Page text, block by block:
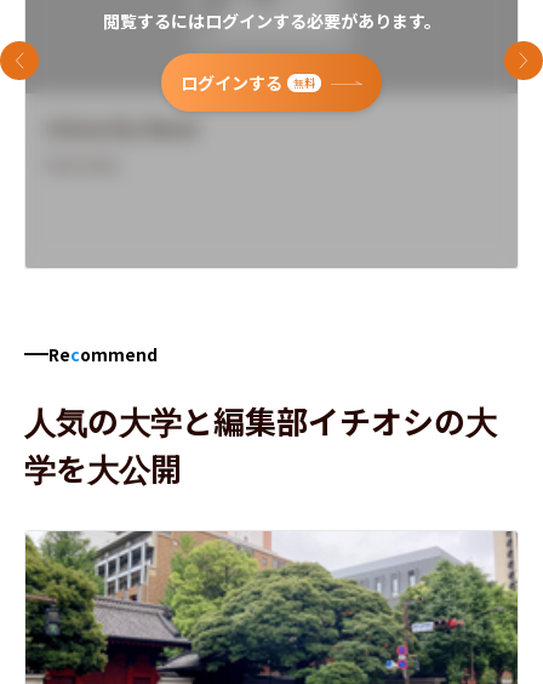
閲覧するにはログインする必要があります。
ログインする 無料
前のスライド 次
Recommend
人気の大学と編集部イチオシの大
学を大公開